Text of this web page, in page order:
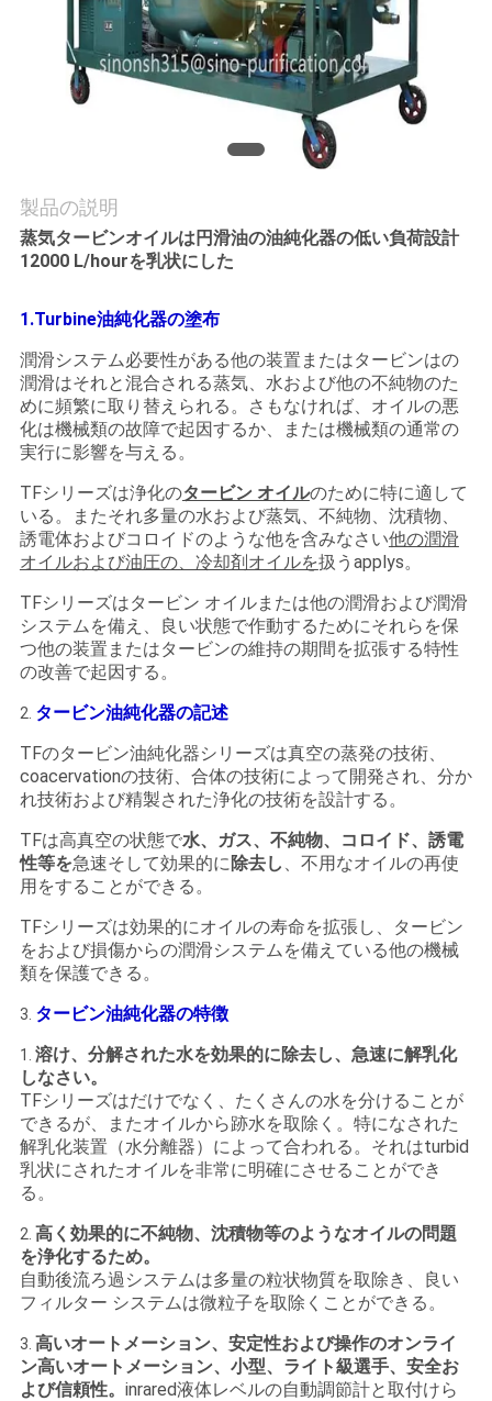
に
連
絡
し
な
さ
い
ニ
ュ
ー
ス
引
用
を
要
求
し
な
さ
い
地
図
PRIVACY
POLICY
製品の説明
蒸気タービンオイルは円滑油の油純化器の低い負荷設計
12000 L/hourを乳状にした
1.Turbine油純化器の塗布
潤滑システム必要性がある他の装置またはタービンはの
潤滑はそれと混合される蒸気、水および他の不純物のた
めに頻繁に取り替えられる。さもなければ、オイルの悪
化は機械類の故障で起因するか、または機械類の通常の
実行に影響を与える。
TFシリーズは浄化のタービン オイルのために特に適して
いる。またそれ多量の水および蒸気、不純物、沈積物、
誘電体およびコロイドのような他を含みなさい他の潤滑
オイルおよび油圧の、冷却剤オイルを扱うapplys。
TFシリーズはタービン オイルまたは他の潤滑および潤滑
システムを備え、良い状態で作動するためにそれらを保
つ他の装置またはタービンの維持の期間を拡張する特性
の改善で起因する。
2. タービン油純化器の記述
TFのタービン油純化器シリーズは真空の蒸発の技術、
coacervationの技術、合体の技術によって開発され、分か
れ技術および精製された浄化の技術を設計する。
TFは高真空の状態で水、ガス、不純物、コロイド、誘電
性等を急速そして効果的に除去し 、不用なオイルの再使
用をすることができる。
TFシリーズは効果的にオイルの寿命を拡張し、タービン
をおよび損傷からの潤滑システムを備えている他の機械
類を保護できる。
3. タービン油純化器の特徴
1. 溶け、分解された水を効果的に除去し、急速に解乳化
しなさい。
TFシリーズはだけでなく、たくさんの水を分けることが
できるが、またオイルから跡水を取除く。特になされた
解乳化装置（水分離器）によって合われる。それはturbid
乳状にされたオイルを非常に明確にさせることができ
る。
2. 高く効果的に不純物、沈積物等のようなオイルの問題
を浄化するため。
自動後流ろ過システムは多量の粒状物質を取除き、良い
フィルター システムは微粒子を取除くことができる。
3. 高いオートメーション、安定性および操作のオンライ
ン高いオートメーション、小型、ライト級選手、安全お
よび信頼性。 inrared液体レベルの自動調節計と取付けら